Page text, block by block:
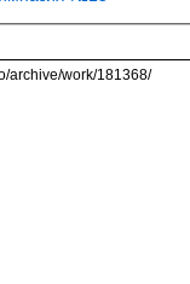
archive/work/181368/